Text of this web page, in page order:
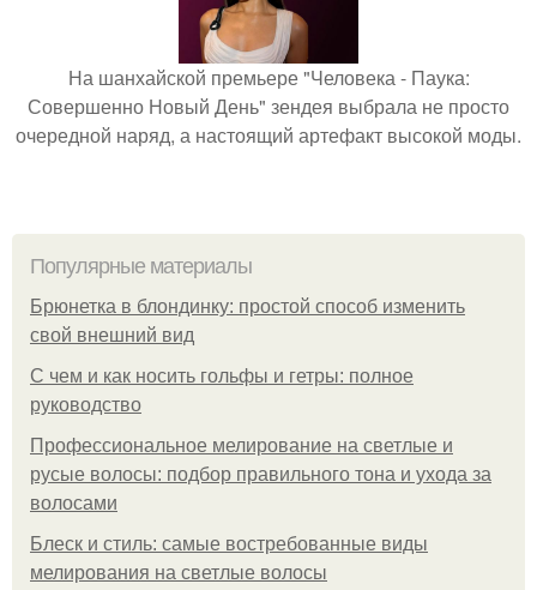
На шанхайской премьере "Человека - Паука:
Совершенно Новый День" зендея выбрала не просто
очередной наряд, а настоящий артефакт высокой моды.
Популярные материалы
Брюнетка в блондинку: простой способ изменить
свой внешний вид
С чем и как носить гольфы и гетры: полное
руководство
Профессиональное мелирование на светлые и
русые волосы: подбор правильного тона и ухода за
волосами
Блеск и стиль: самые востребованные виды
мелирования на светлые волосы